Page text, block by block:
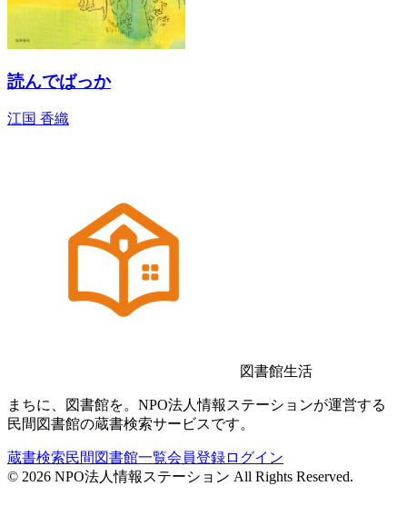
読んでばっか
江国 香織
図書館生活
まちに、図書館を。NPO法人情報ステーションが運営する
民間図書館の蔵書検索サービスです。
蔵書検索民間図書館一覧会員登録ログイン
© 2026 NPO法人情報ステーション All Rights Reserved.